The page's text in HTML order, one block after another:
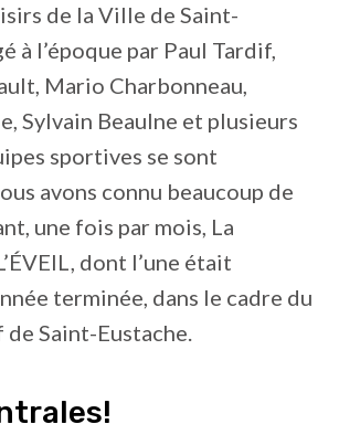
de la Ville de Saint-
à l’époque par Paul Tardif,
Mario Charbonneau,
Sylvain Beaulne et plusieurs
sportives se sont
avons connu beaucoup de
une fois par mois, La
dont l’une était
terminée, dans le cadre du
Saint-Eustache.